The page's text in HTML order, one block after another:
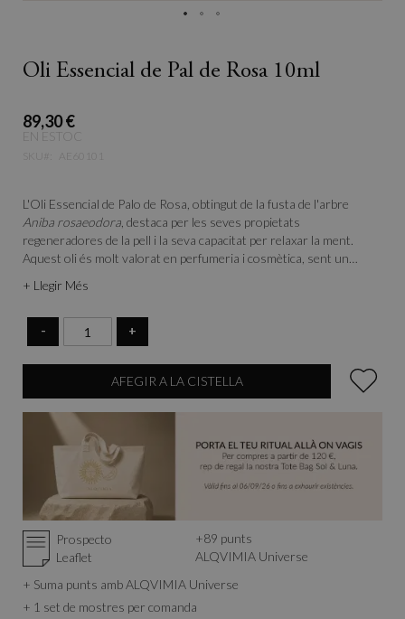
Oli Essencial de Pal de Rosa 10ml
89,30 €
EN ESTOC
L'Oli Essencial de Palo de Rosa, obtingut de la fusta de l'arbre
Aniba rosaeodora , destaca per les seves propietats
regeneradores de la pell i la seva capacitat per relaxar la ment.
Aquest oli és molt valorat en perfumeria i cosmètica, sent un
seu aroma sedant i equilibrant és ideal per crear ambients
+ Llegir Més
- +
AFEGIR A LA CISTELLA
Prospecto
Leaflet
+89 punts
ALQVIMIA Universe
+ Suma punts amb ALQVIMIA Universe
+ 1 set de mostres per comanda